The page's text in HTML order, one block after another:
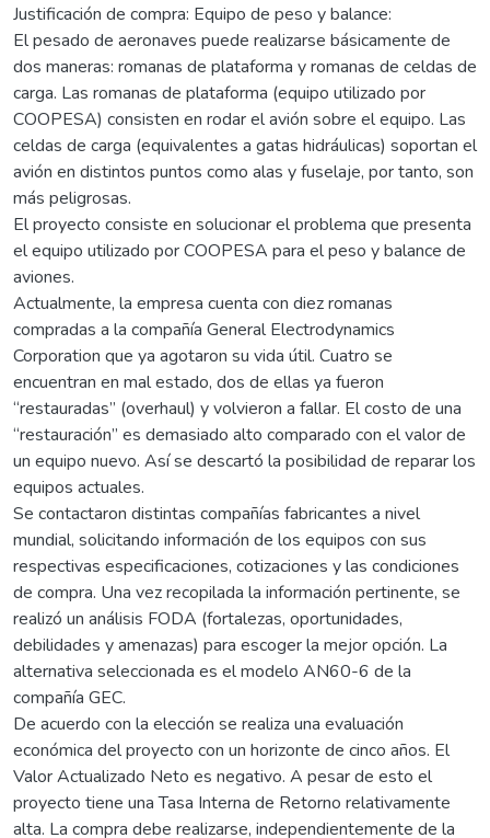
Justificación de compra: Equipo de peso y balance:
El pesado de aeronaves puede realizarse básicamente de
dos maneras: romanas de plataforma y romanas de celdas de
carga. Las romanas de plataforma (equipo utilizado por
COOPESA) consisten en rodar el avión sobre el equipo. Las
celdas de carga (equivalentes a gatas hidráulicas) soportan el
avión en distintos puntos como alas y fuselaje, por tanto, son
más peligrosas.
El proyecto consiste en solucionar el problema que presenta
el equipo utilizado por COOPESA para el peso y balance de
aviones.
Actualmente, la empresa cuenta con diez romanas
compradas a la compañía General Electrodynamics
Corporation que ya agotaron su vida útil. Cuatro se
encuentran en mal estado, dos de ellas ya fueron
“restauradas” (overhaul) y volvieron a fallar. El costo de una
“restauración” es demasiado alto comparado con el valor de
un equipo nuevo. Así se descartó la posibilidad de reparar los
equipos actuales.
Se contactaron distintas compañías fabricantes a nivel
mundial, solicitando información de los equipos con sus
respectivas especificaciones, cotizaciones y las condiciones
de compra. Una vez recopilada la información pertinente, se
realizó un análisis FODA (fortalezas, oportunidades,
debilidades y amenazas) para escoger la mejor opción. La
alternativa seleccionada es el modelo AN60-6 de la
compañía GEC.
De acuerdo con la elección se realiza una evaluación
económica del proyecto con un horizonte de cinco años. El
Valor Actualizado Neto es negativo. A pesar de esto el
proyecto tiene una Tasa Interna de Retorno relativamente
alta. La compra debe realizarse, independientemente de la